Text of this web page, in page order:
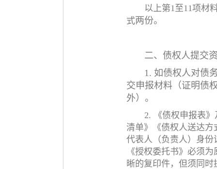
以上第1至11项材
式两份。
二、债权人提交
1. 如债权人对债
交申报材料（证明债
外）。
2. 《债权申报表》
清单》《债权人送达
代表人（负责人）身
《授权委托书》必须
晰的复印件，但须同